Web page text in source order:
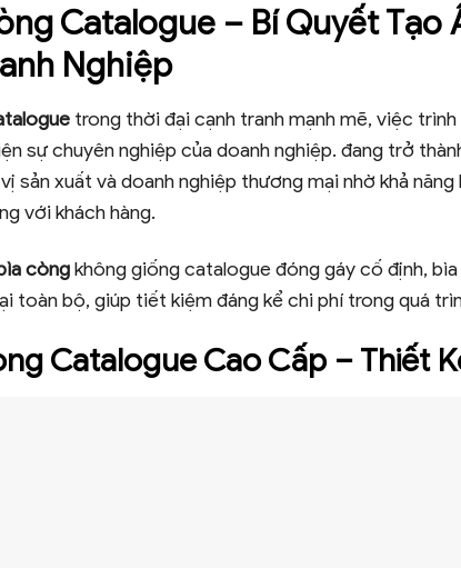
Catalogue – Bí Quyết
Nghiệp
trong thời đại cạnh tranh mạnh mẽ, việc
sự chuyên nghiệp của doanh nghiệp. đang trở
sản xuất và doanh nghiệp thương mại nhờ khả
với khách hàng.
còngkhông giống catalogue đóng gáy cố định,
toàn bộ, giúp tiết kiệm đáng kể chi phí trong quá
Catalogue Cao Cấp – Thiết